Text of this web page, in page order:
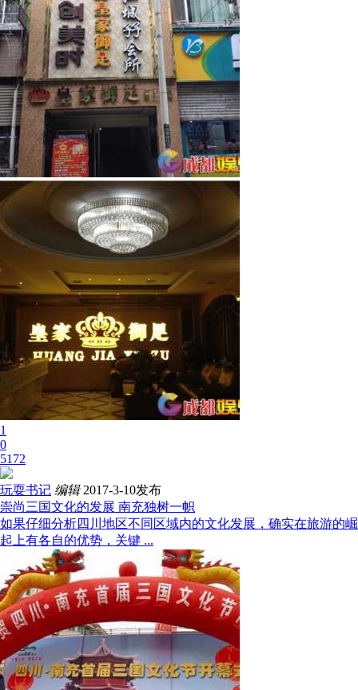
1
0
5172
玩耍书记 编辑 2017-3-10发布
崇尚三国文化的发展 南充独树一帜
如果仔细分析四川地区不同区域内的文化发展，确实在旅游的崛
起上有各自的优势，关键 ...